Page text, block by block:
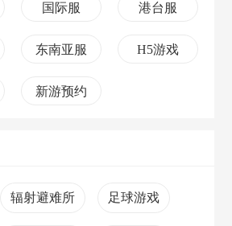
国际服 港台服
东南亚服 H5游戏
新游预约
辐射避难所 足球游戏